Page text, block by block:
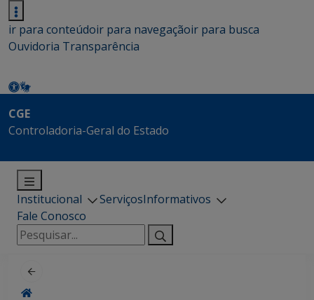
ir para conteúdoir para navegaçãoir para busca
Ouvidoria Transparência
CGE
Controladoria-Geral do Estado
Institucional ServiçosInformativos
Fale Conosco
Pesquisar
por: